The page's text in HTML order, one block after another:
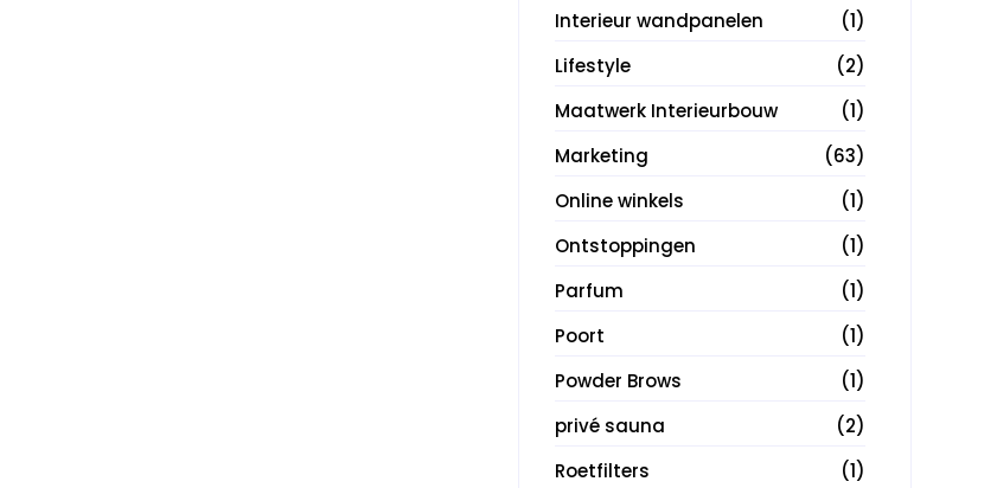
Interieur wandpanelen
(1)
Lifestyle
(2)
Maatwerk Interieurbouw
(1)
Marketing
(63)
Online winkels
(1)
Ontstoppingen
(1)
Parfum
(1)
Poort
(1)
Powder Brows
(1)
privé sauna
(2)
Roetfilters
(1)